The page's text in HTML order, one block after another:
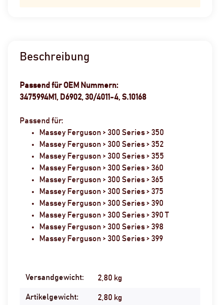
Beschreibung
Passend für OEM Nummern:
3475994M1, D6902, 30/4011-4, S.10168
Passend für:
Massey Ferguson > 300 Series > 350
Massey Ferguson > 300 Series > 352
Massey Ferguson > 300 Series > 355
Massey Ferguson > 300 Series > 360
Massey Ferguson > 300 Series > 365
Massey Ferguson > 300 Series > 375
Massey Ferguson > 300 Series > 390
Massey Ferguson > 300 Series > 390 T
Massey Ferguson > 300 Series > 398
Massey Ferguson > 300 Series > 399
Produkteigenschaft
Wert
Versandgewicht: 2,80 kg
Artikelgewicht: 2,80 kg